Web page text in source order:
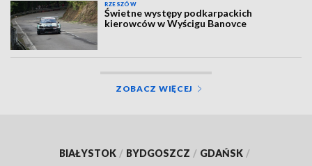
RZESZÓW
Świetne występy podkarpackich
kierowców w Wyścigu Banovce
ZOBACZ WIĘCEJ
BIAŁYSTOK / BYDGOSZCZ / GDAŃSK /